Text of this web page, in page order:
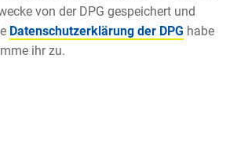
von der DPG gespeichert und
Datenschutzerklärung der DPG habe
ihr zu.